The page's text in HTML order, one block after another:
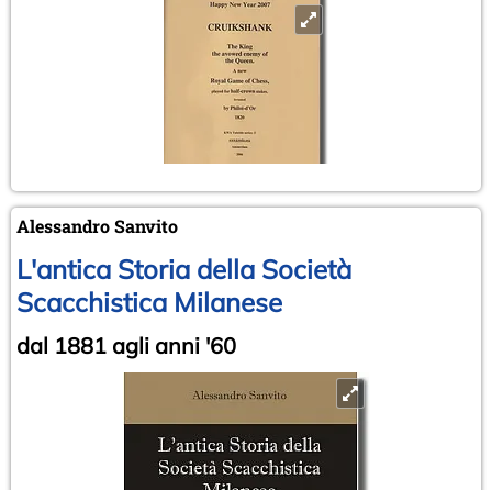
Alessandro Sanvito
L'antica Storia della Società
Scacchistica Milanese
dal 1881 agli anni '60